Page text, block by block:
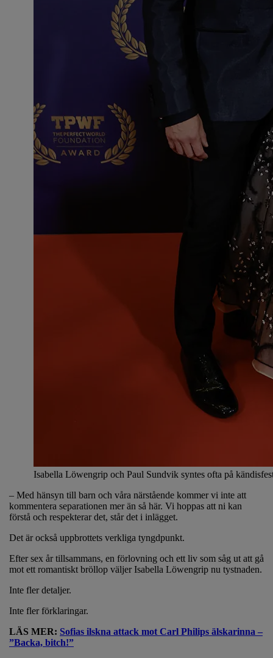
Isabella Löwengrip och Paul Sundvik syntes ofta på
– Med hänsyn till barn och våra närstående kommer vi inte att
kommentera separationen mer än så här. Vi hoppas att ni kan
förstå och respekterar det, står det i inlägget.
Det är också uppbrottets verkliga tyngdpunkt.
Efter sex år tillsammans, en förlovning och ett liv som såg ut att gå
mot ett romantiskt bröllop väljer Isabella Löwengrip nu tystnaden.
Inte fler detaljer.
Inte fler förklaringar.
LÄS MER: Sofias ilskna attack mot Carl Philips älskarinna –
”Backa, bitch!”